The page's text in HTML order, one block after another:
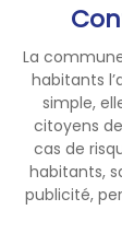
La
habitants
simple,
citoyens
cas de
habitants,
publicité,